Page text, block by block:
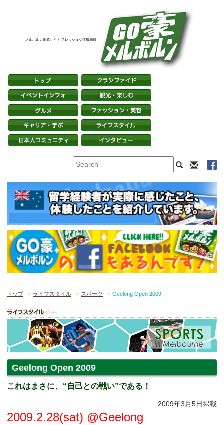
メルボルン体感サイト フレッシュな情報満載
トップ ライフスタイル スポーツ Geelong Open 2009
Geelong Open 2009
これはまさに、“自己との戦い”である！
2009年3月5日掲載
2009.2.28(sat) @Geelong